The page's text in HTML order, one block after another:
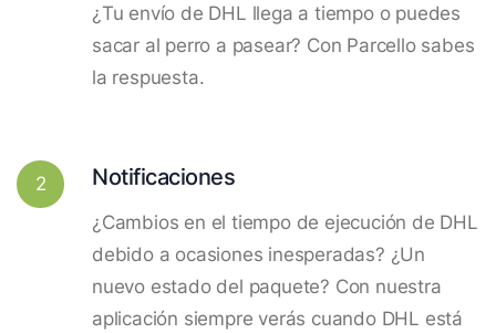
¿Tu envío de DHL llega a tiempo o puedes
sacar al perro a pasear? Con Parcello sabes
la respuesta.
2 Notificaciones
¿Cambios en el tiempo de ejecución de DHL
debido a ocasiones inesperadas? ¿Un
nuevo estado del paquete? Con nuestra
aplicación siempre verás cuando DHL está